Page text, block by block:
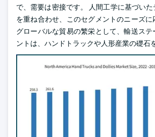
で、需要は密接です。 人間工学に基づい
を重ね合わせ、このセグメントのニーズに
グローバルな貿易の繁栄として、輸送ステ
ントは、ハンドトラックや人形産業の礎石